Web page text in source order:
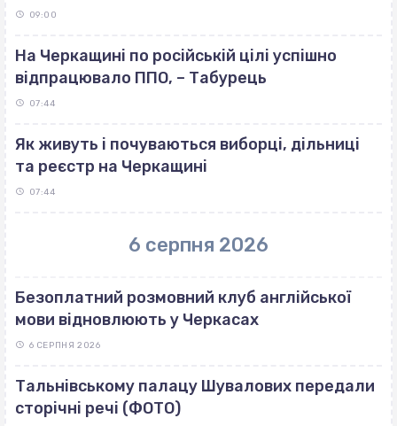
09:00
На Черкащині по російській цілі успішно
відпрацювало ППО, – Табурець
07:44
Як живуть і почуваються виборці, дільниці
та реєстр на Черкащині
07:44
6 серпня 2026
Безоплатний розмовний клуб англійської
мови відновлюють у Черкасах
6 СЕРПНЯ 2026
Тальнівському палацу Шувалових передали
сторічні речі (ФОТО)